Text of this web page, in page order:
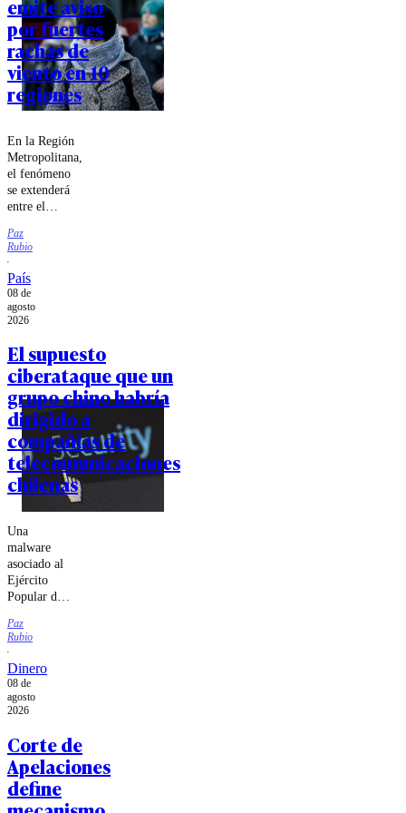
emite aviso
por fuertes
rachas de
viento en 10
regiones
En la Región
Metropolitana,
el fenómeno
se extenderá
entre el
el jueves 13
de agosto.
Paz
Rubio
País
08 de
agosto
2026
El supuesto
ciberataque que un
grupo chino habría
dirigido a
compañías de
telecomunicaciones
chilenas
Una
malware
asociado al
Ejército
Popular de
chino habría
intentado
sabotear a
las
compañías
Movistar,
Telmex,
según
antecedentes
entregados
por el
Paz
Rubio
Dinero
08 de
agosto
2026
Corte de
Apelaciones
define